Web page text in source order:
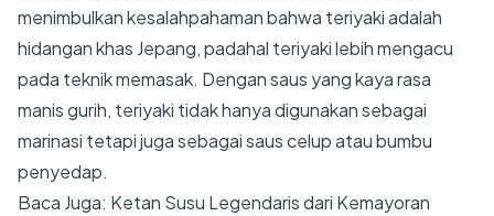
menimbulkan kesalahpahaman bahwa teriyaki adalah
hidangan khas Jepang, padahal teriyaki lebih mengacu
pada teknik memasak. Dengan saus yang kaya rasa
manis gurih, teriyaki tidak hanya digunakan sebagai
marinasi tetapi juga sebagai saus celup atau bumbu
penyedap.
Baca Juga: Ketan Susu Legendaris dari Kemayoran